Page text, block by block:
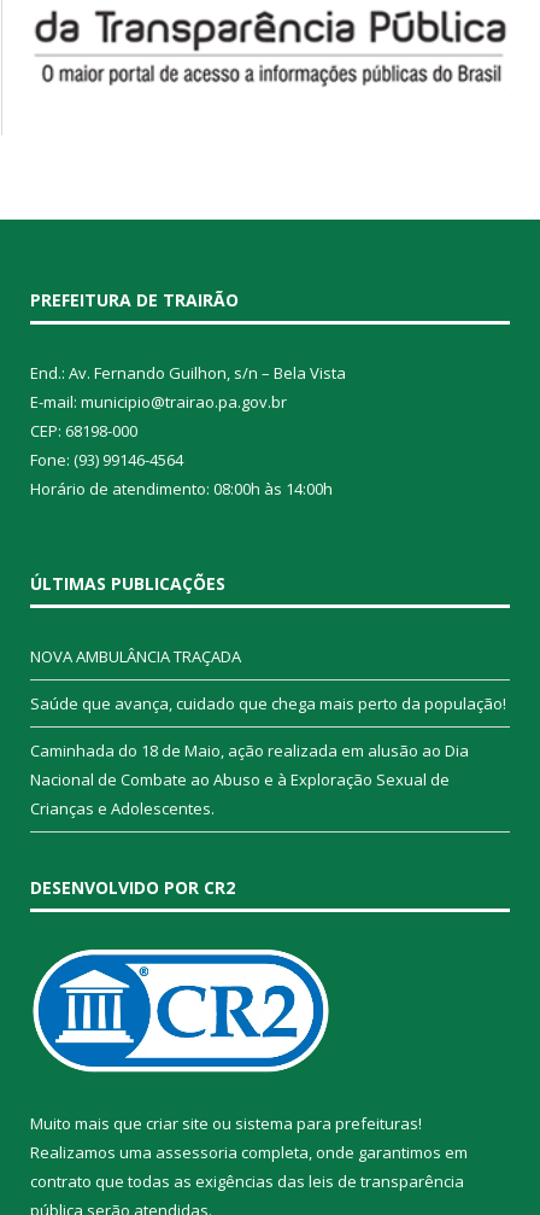
PREFEITURA DE TRAIRÃO
End.: Av. Fernando Guilhon, s/n – Bela Vista
E-mail: municipio@trairao.pa.gov.br
CEP: 68198-000
Fone: (93) 99146-4564
Horário de atendimento: 08:00h às 14:00h
ÚLTIMAS PUBLICAÇÕES
NOVA AMBULÂNCIA TRAÇADA
Saúde que avança, cuidado que chega mais perto da população!
Caminhada do 18 de Maio, ação realizada em alusão ao Dia
Nacional de Combate ao Abuso e à Exploração Sexual de
Crianças e Adolescentes.
DESENVOLVIDO POR CR2
Muito mais que criar site ou sistema para prefeituras!
Realizamos uma assessoria completa, onde garantimos em
contrato que todas as exigências das leis de transparência
pública serão atendidas.